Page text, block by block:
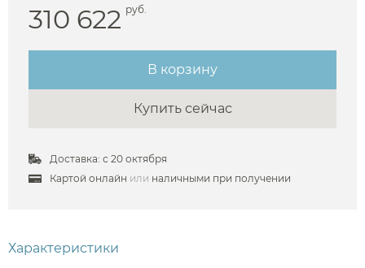
Каталог
Аксессуары
310 622 руб.
В корзину
Купить сейчас
Доставка: с 20 октября
Картой онлайн или наличными при получении
Характеристики